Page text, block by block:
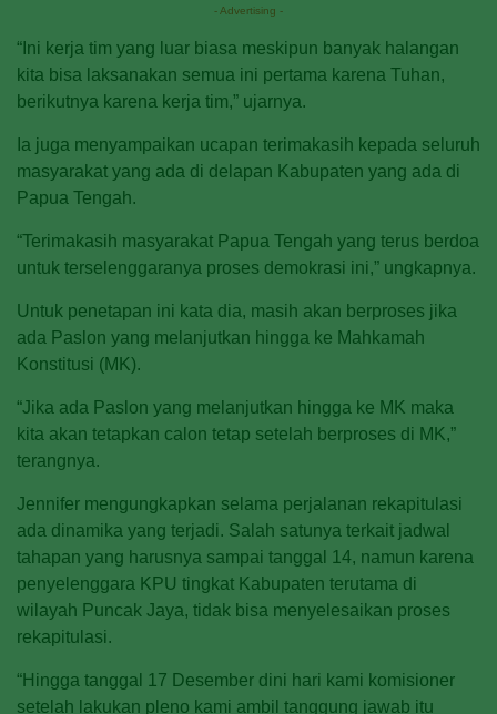
- Advertising -
“Ini kerja tim yang luar biasa meskipun banyak halangan
kita bisa laksanakan semua ini pertama karena Tuhan,
berikutnya karena kerja tim,” ujarnya.
Ia juga menyampaikan ucapan terimakasih kepada seluruh
masyarakat yang ada di delapan Kabupaten yang ada di
Papua Tengah.
“Terimakasih masyarakat Papua Tengah yang terus berdoa
untuk terselenggaranya proses demokrasi ini,” ungkapnya.
Untuk penetapan ini kata dia, masih akan berproses jika
ada Paslon yang melanjutkan hingga ke Mahkamah
Konstitusi (MK).
“Jika ada Paslon yang melanjutkan hingga ke MK maka
kita akan tetapkan calon tetap setelah berproses di MK,”
terangnya.
Jennifer mengungkapkan selama perjalanan rekapitulasi
ada dinamika yang terjadi. Salah satunya terkait jadwal
tahapan yang harusnya sampai tanggal 14, namun karena
penyelenggara KPU tingkat Kabupaten terutama di
wilayah Puncak Jaya, tidak bisa menyelesaikan proses
rekapitulasi.
“Hingga tanggal 17 Desember dini hari kami komisioner
setelah lakukan pleno kami ambil tanggung jawab itu